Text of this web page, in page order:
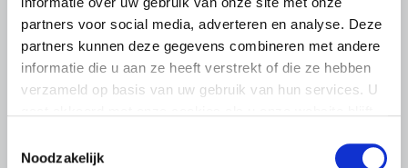
partners voor social media, adverteren en analyse. Deze
partners kunnen deze gegevens combineren met andere
informatie die u aan ze heeft verstrekt of die ze hebben
verzameld op basis van uw gebruik van hun services. U
Noodzakelijk